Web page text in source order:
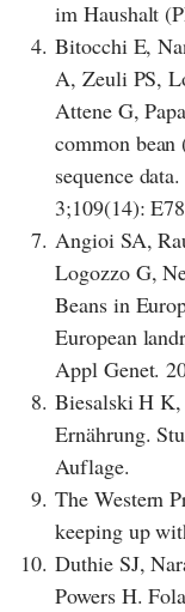
im Haushalt
4. Bitocchi E,
A, Zeuli PS,
Attene G,
common bean
sequence
3;109(14):
7. Angioi SA,
Logozzo G,
Beans in
European
Appl Genet.
8. Biesalski H K,
Ernährung.
Auflage.
9. The Western
keeping up
10. Duthie SJ,
Powers H.